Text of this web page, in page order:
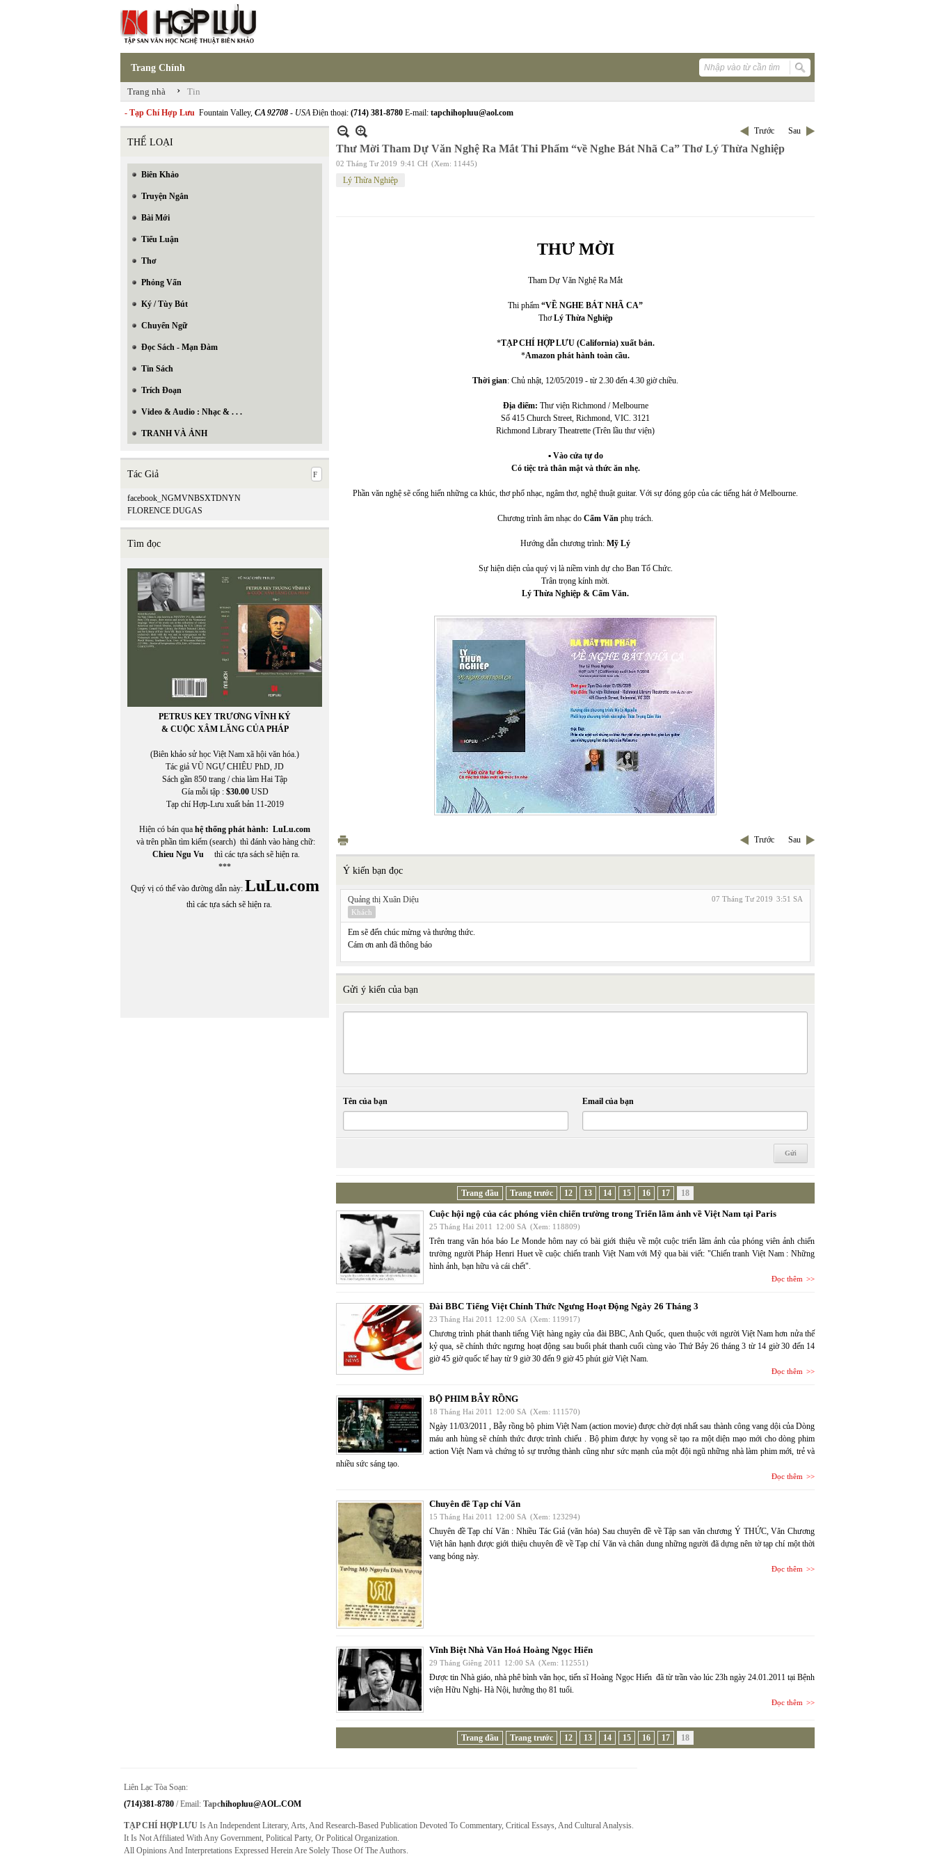
Trang Chính
Trang nhà › Tin
- Tạp Chí Hợp Lưu Fountain Valley, CA 92708 - USAĐiện thoại: (714) 381-8780 E-mail: tapchihopluu@aol.com
THỂ LOẠI
Biên Khảo
Truyện Ngắn
Bài Mới
Tiểu Luận
Thơ
Phỏng Vấn
Ký / Tùy Bút
Chuyển Ngữ
Đọc Sách - Mạn Đàm
Tin Sách
Trích Đoạn
Video & Audio : Nhạc & . . .
TRANH VÀ ẢNH
Tác Giả
facebook_NGMVNBSXTDNYN
FLORENCE DUGAS
Tìm đọc
PETRUS KEY TRƯƠNG VĨNH KÝ
& CUỘC XÂM LĂNG CỦA PHÁP
(Biên khảo sử học Việt Nam xã hội văn hóa.)
Tác giả VŨ NGỰ CHIÊU PhD, JD
Sách gần 850 trang / chia làm Hai Tập
Gía mỗi tập : $30.00USD
Tạp chí Hợp-Lưu xuất bản 11-2019
Hiện có bán qua hệ thống phát hành: LuLu.com
và trên phần tìm kiếm (search) thì đánh vào hàng chữ:
Chieu Ngu Vu thì các tựa sách sẽ hiện ra.
***
Quý vị có thể vào đường dẫn này: LuLu.com
thì các tựa sách sẽ hiện ra.
Trước Sau
Thư Mời Tham Dự Văn Nghệ Ra Mắt Thi Phẩm “về Nghe Bát Nhã Ca” Thơ Lý Thừa Nghiệp
02 Tháng Tư 2019 9:41 CH (Xem: 11445)
Lý Thừa Nghiệp
THƯ MỜI
Tham Dự Văn Nghệ Ra Mắt
Thi phẩm “VỀ NGHE BÁT NHÃ CA”
ThơLý Thừa Nghiệp
*TẠP CHÍ HỢP LƯU (California) xuất bản.
*Amazon phát hành toàn cầu.
Thời gian: Chủ nhật, 12/05/2019 - từ 2.30 đến 4.30 giờ chiều.
Địa điểm: Thư viện Richmond / Melbourne
Số 415 Church Street, Richmond, VIC. 3121
Richmond Library Theatrette (Trên lầu thư viện)
▪ Vào cửa tự do
Có tiệc trà thân mật và thức ăn nhẹ.
Phần văn nghệ sẽ cống hiến những ca khúc, thơ phổ nhạc, ngâm thơ, nghệ thuật guitar. Với sự đóng góp của các tiếng hát ở Melbourne.
Chương trình âm nhạc do Cẩm Văn phụ trách.
Hướng dẫn chương trình: Mỹ Lý
Sự hiện diện của quý vị là niềm vinh dự cho Ban Tổ Chức.
Trân trọng kính mời.
Lý Thừa Nghiệp & Cẩm Văn.
Trước Sau
Ý kiến bạn đọc
07 Tháng Tư 2019 3:51 SA
Quảng thị Xuân Diệu
Khách
Em sẽ đến chúc mừng và thưởng thức.
Cám ơn anh đã thông báo
Gửi ý kiến của bạn
Tên của bạn Email của bạn
Trang đầu Trang trước 12 13 14 15 16 17 18
Cuộc hội ngộ của các phóng viên chiến trường trong Triển lãm ảnh về Việt Nam tại Paris
25 Tháng Hai 2011 12:00 SA (Xem: 118809)
Trên trang văn hóa báo Le Monde hôm nay có bài giới thiệu về một cuộc triển lãm ảnh của phóng viên ảnh chiến
trường người Pháp Henri Huet về cuộc chiến tranh Việt Nam với Mỹ qua bài viết: "Chiến tranh Việt Nam : Những
hình ảnh, bạn hữu và cái chết".
Đọc thêm
Đài BBC Tiếng Việt Chính Thức Ngưng Hoạt Động Ngày 26 Tháng 3
23 Tháng Hai 2011 12:00 SA (Xem: 119917)
Chương trình phát thanh tiếng Việt hàng ngày của đài BBC, Anh Quốc, quen thuộc với người Việt Nam hơn nửa thế
kỷ qua, sẽ chính thức ngưng hoạt động sau buổi phát thanh cuối cùng vào Thứ Bảy 26 tháng 3 từ 14 giờ 30 đến 14
giờ 45 giờ quốc tế hay từ 9 giờ 30 đến 9 giờ 45 phút giờ Việt Nam.
Đọc thêm
BỘ PHIM BẪY RỒNG
18 Tháng Hai 2011 12:00 SA (Xem: 111570)
Ngày 11/03/2011 , Bẫy rồng bộ phim Việt Nam (action movie) được chờ đợi nhất sau thành công vang dội của Dòng
máu anh hùng sẽ chính thức được trình chiếu . Bộ phim được hy vọng sẽ tạo ra một diện mạo mới cho dòng phim
action Việt Nam và chứng tỏ sự trưởng thành cũng như sức mạnh của một đội ngũ những nhà làm phim mới, trẻ và
nhiều sức sáng tạo.
Đọc thêm
Chuyên đề Tạp chí Văn
15 Tháng Hai 2011 12:00 SA (Xem: 123294)
Chuyên đề Tạp chí Văn : Nhiều Tác Giả (văn hóa) Sau chuyên đề về Tập san văn chương Ý THỨC, Văn Chương
Việt hân hạnh được giới thiệu chuyên đề về Tạp chí Văn và chân dung những người đã dựng nên tờ tạp chí một thời
vang bóng này.
Đọc thêm
Vĩnh Biệt Nhà Văn Hoá Hoàng Ngọc Hiến
29 Tháng Giêng 2011 12:00 SA (Xem: 112551)
Được tin Nhà giáo, nhà phê bình văn học, tiến sĩ Hoàng Ngọc Hiến đã từ trần vào lúc 23h ngày 24.01.2011 tại Bệnh
viện Hữu Nghị- Hà Nội, hưởng thọ 81 tuổi.
Đọc thêm
Trang đầu Trang trước 12 13 14 15 16 17 18
Liên Lạc Tòa Soạn:
(714)381-8780 / Email: TapcHihopluu@AOL.COM
TẠP CHÍ HỢP LƯU Is An Independent Literary, Arts, And Research-Based Publication Devoted To Commentary, Critical Essays, And Cultural Analysis.
It Is Not Affiliated With Any Government, Political Party, Or Political Organization.
All Opinions And Interpretations Expressed Herein Are Solely Those Of The Authors.